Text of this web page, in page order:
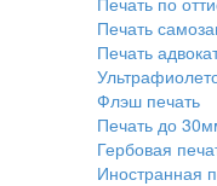
Печать
Печать
Флэш печать
Печать до
Гербовая
Иностранная